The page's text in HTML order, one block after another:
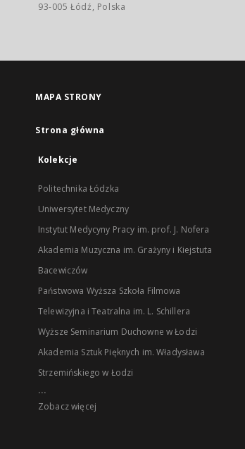
93-005 Łódź, Polska
MAPA STRONY
Strona główna
Kolekcje
Politechnika Łódzka
Uniwersytet Medyczny
Instytut Medycyny Pracy im. prof. J. Nofera
Akademia Muzyczna im. Grażyny i Kiejstuta
Bacewiczów
Państwowa Wyższa Szkoła Filmowa
Telewizyjna i Teatralna im. L. Schillera
Wyższe Seminarium Duchowne w Łodzi
Akademia Sztuk Pięknych im. Władysława
Strzemińskiego w Łodzi
...
Zobacz więcej